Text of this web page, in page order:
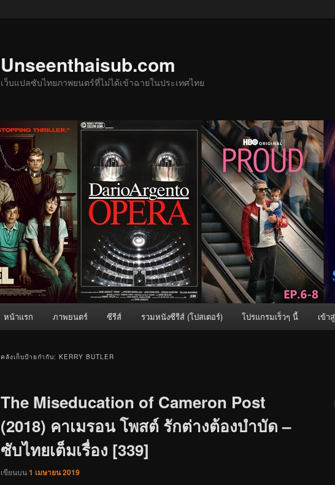
Unseenthaisub.com
เว็บแปลซับไทยภาพยนตร์ที่ไม่ได้เข้าฉายในประเทศไทย
หน้าแรก ภาพยนตร์ ซีรีส์ รวมหนังซีรีส์ (โปสเตอร์) โปรแกรมเร็วๆ นี้ เข้า
คลังเก็บป้ายกำกับ: KERRY BUTLER
The Miseducation of Cameron Post
(2018) คาเมรอน โพสต์ รักต่างต้องบำบัด –
ซับไทยเต็มเรื่อง [339]
เขียนบน1 เมษายน 2019